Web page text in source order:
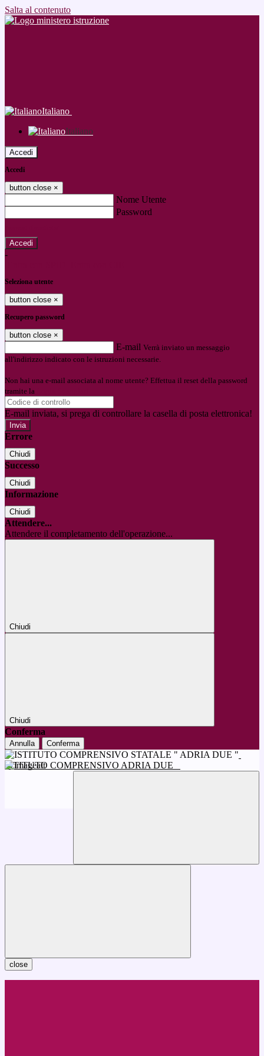
Salta al contenuto
Italiano
Italiano
Accedi
Accedi
button close ×
Nome Utente
Password
-
Seleziona utente
button close ×
Recupero password
button close ×
E-mail Verrà inviato un messaggio
all'indirizzo indicato con le istruzioni necessarie.
Non hai una e-mail associata al nome utente? Effettua il reset della password
tramite la
E-mail inviata, si prega di controllare la casella di posta elettronica!
Errore
Chiudi
Successo
Chiudi
Informazione
Chiudi
Attendere...
Attendere il completamento dell'operazione...
Chiudi
Chiudi
Conferma
Annulla Conferma
ISTITUTO COMPRENSIVO ADRIA DUE
close